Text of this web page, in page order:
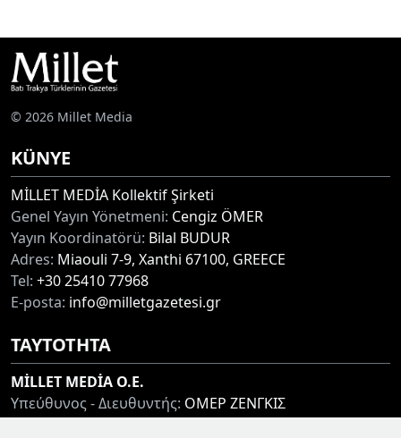
© 2026 Millet Media
KÜNYE
MİLLET MEDİA Kollektif Şirketi
Genel Yayın Yönetmeni: Cengiz ÖMER
Yayın Koordinatörü: Bilal BUDUR
Adres: Miaouli 7-9, Xanthi 67100, GREECE
Tel: +30 25410 77968
E-posta: info@milletgazetesi.gr
ΤΑΥΤΟΤΗΤΑ
MİLLET MEDİA O.E.
Υπεύθυνος - Διευθυντής: ΟΜΕΡ ΖΕΝΓΚΙΣ
Συντονιστής:ΜΠΟΥΝΤΟΥΡ ΜΠΙΛΑΛ